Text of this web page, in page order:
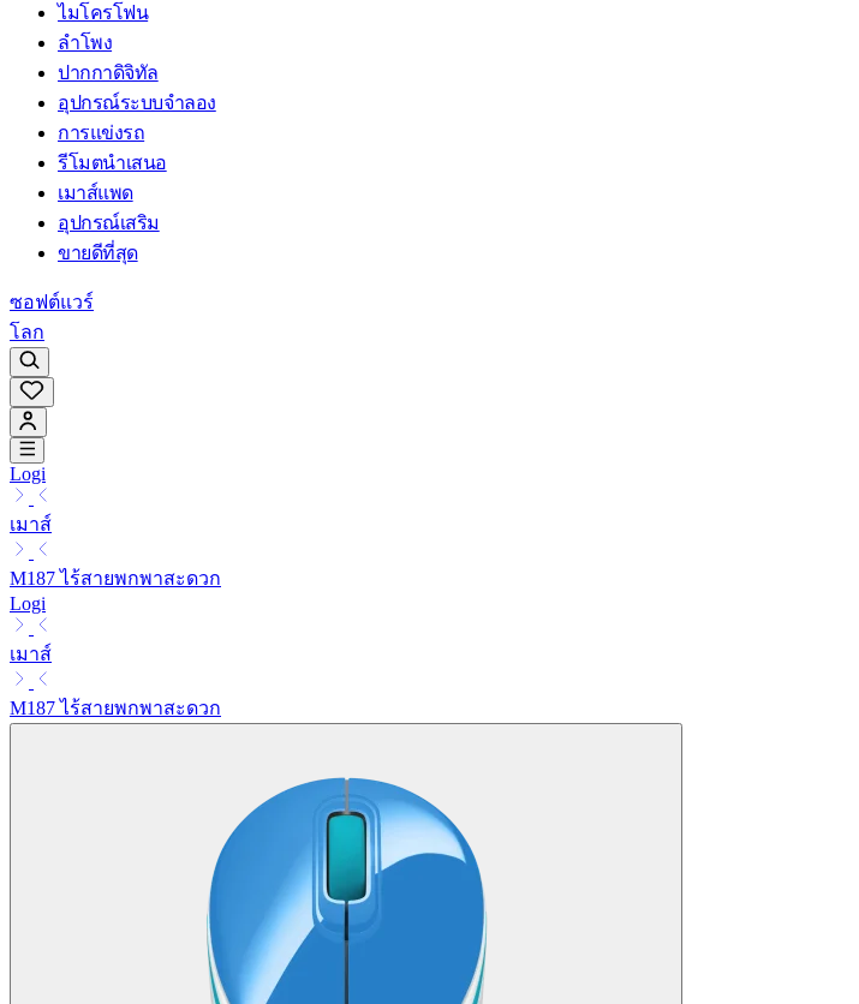
ไมโครโฟน
ลำโพง
ปากกาดิจิทัล
อุปกรณ์ระบบจำลอง
การแข่งรถ
รีโมตนำเสนอ
เมาส์แพด
อุปกรณ์เสริม
ขายดีที่สุด
ซอฟต์แวร์
โลก
Logi
เมาส์
M187 ไร้สายพกพาสะดวก
Logi
เมาส์
M187 ไร้สายพกพาสะดวก